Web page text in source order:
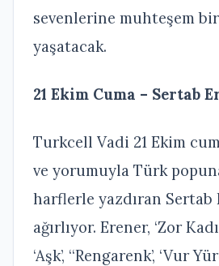
sevenlerine muhteşem
yaşatacak.
21 Ekim Cuma – Sertab
Turkcell Vadi 21 Ekim
ve yorumuyla Türk
harflerle yazdıran Sertab
ağırlıyor. Erener, ‘Zor
‘Aşk’, ‘‘Rengarenk’, ‘Vur